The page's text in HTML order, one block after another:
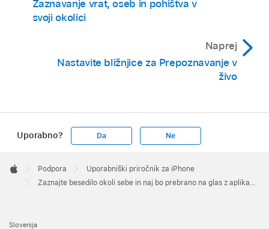
Zaznavanje vrat, oseb in pohištva v
svoji okolici
Naprej
Nastavite bližnjice za Prepoznavanje v
živo
Uporabno? Da Ne
Footer

Apple
Podpora
Uporabniški priročnik za iPhone
Zaznajte besedilo okoli sebe in naj bo prebrano na glas z aplikacijo Lupa v iPhonu
Slovenija